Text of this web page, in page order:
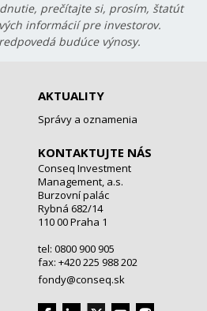
prečítajte si, prosím, štatút
informácií pre investorov.
budúce výnosy.
AKTUALITY
Správy a oznamenia
KONTAKTUJTE NÁS
Conseq Investment
Management, a.s.
Burzovní palác
Rybná 682/14
110 00 Praha 1
tel: 0800 900 905
fax: +420 225 988 202
fondy@conseq.sk